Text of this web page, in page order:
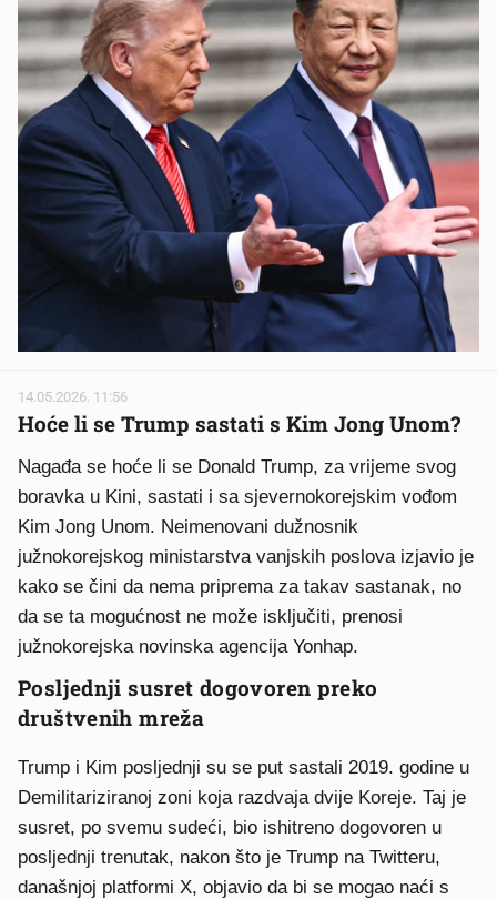
14.05.2026. 11:56
Hoće li se Trump sastati s Kim Jong Unom?
Nagađa se hoće li se Donald Trump, za vrijeme svog
boravka u Kini, sastati i sa sjevernokorejskim vođom
Kim Jong Unom. Neimenovani dužnosnik
južnokorejskog ministarstva vanjskih poslova izjavio je
kako se čini da nema priprema za takav sastanak, no
da se ta mogućnost ne može isključiti, prenosi
južnokorejska novinska agencija Yonhap.
Posljednji susret dogovoren preko
društvenih mreža
Trump i Kim posljednji su se put sastali 2019. godine u
Demilitariziranoj zoni koja razdvaja dvije Koreje. Taj je
susret, po svemu sudeći, bio ishitreno dogovoren u
posljednji trenutak, nakon što je Trump na Twitteru,
današnjoj platformi X, objavio da bi se mogao naći s